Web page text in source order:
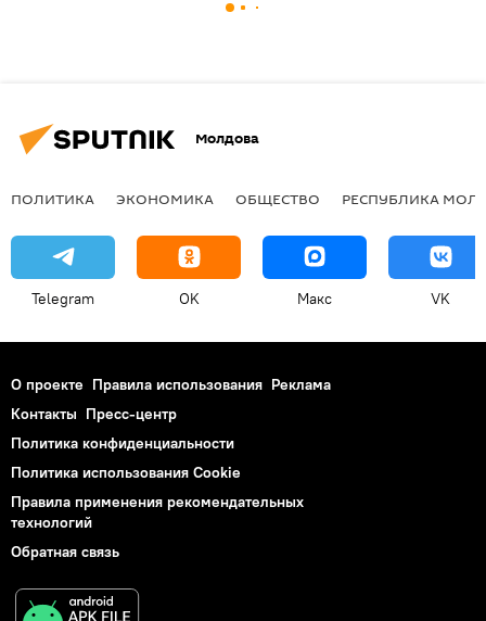
Молдова
ПОЛИТИКА ЭКОНОМИКА ОБЩЕСТВО РЕСПУБЛИКА
Telegram OK Макс VK
О проекте Правила использования Реклама
Контакты Пресс-центр
Политика конфиденциальности
Политика использования Cookie
Правила применения рекомендательных
технологий
Обратная связь